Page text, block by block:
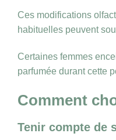
Ces modifications
habituelles peuvent
Certaines femmes
parfumée durant cette
Comment
Tenir compte de